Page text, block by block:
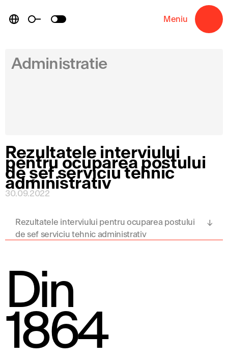
content
Meniu
Administratie
Rezultatele interviului
pentru ocuparea postului
de șef serviciu tehnic
administrativ
30.09.2022
Rezultatele interviului pentru ocuparea postului
de șef serviciu tehnic administrativ
Din
1864